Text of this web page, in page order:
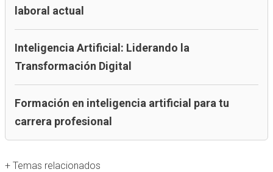
laboral actual
Inteligencia Artificial: Liderando la
Transformación Digital
Formación en inteligencia artificial para tu
carrera profesional
+ Temas relacionados